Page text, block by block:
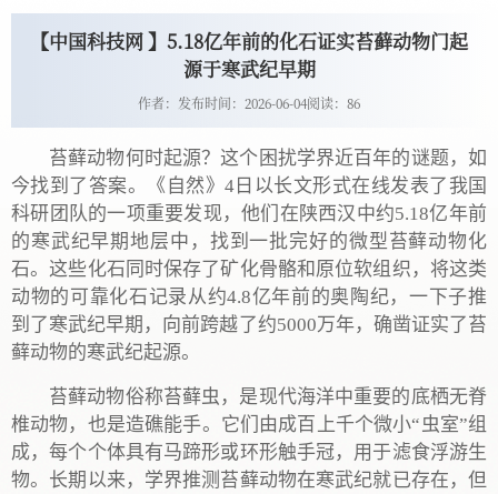
【中国科技网 】5.18亿年前的化石证实苔藓动物门起
源于寒武纪早期
作者： 发布时间：2026-06-04阅读： 86
苔藓动物何时起源？这个困扰学界近百年的谜题，如
今找到了答案。《自然》4日以长文形式在线发表了我国
科研团队的一项重要发现，他们在陕西汉中约5.18亿年前
的寒武纪早期地层中，找到一批完好的微型苔藓动物化
石。这些化石同时保存了矿化骨骼和原位软组织，将这类
动物的可靠化石记录从约4.8亿年前的奥陶纪，一下子推
到了寒武纪早期，向前跨越了约5000万年，确凿证实了苔
藓动物的寒武纪起源。
苔藓动物俗称苔藓虫，是现代海洋中重要的底栖无脊
椎动物，也是造礁能手。它们由成百上千个微小“虫室”组
成，每个个体具有马蹄形或环形触手冠，用于滤食浮游生
物。长期以来，学界推测苔藓动物在寒武纪就已存在，但